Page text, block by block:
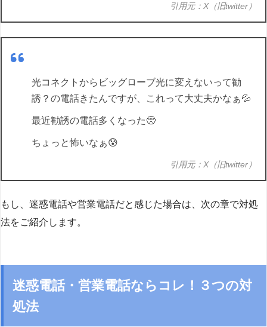
引用元：X（旧twitter）
光コネクトからビッグローブ光に変えないって勧
誘？の電話きたんですが、これって大丈夫かなぁ💦
最近勧誘の電話多くなった🥺
ちょっと怖いなぁ😰
引用元：X（旧twitter）
もし、迷惑電話や営業電話だと感じた場合は、次の章で対処
法をご紹介します。
迷惑電話・営業電話ならコレ！３つの対
処法